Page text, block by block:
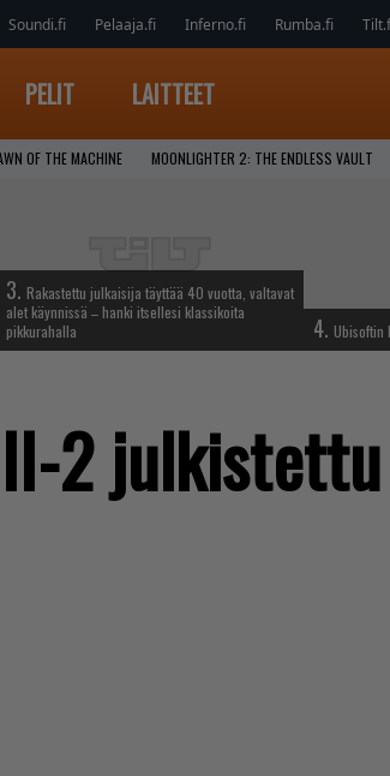
Soundi.fi Pelaaja.fi Inferno.fi Rumba.fi
PELIT LAITTEET
OF THE MACHINE MOONLIGHTER 2: THE ENDLESS VAULT
3. Rakastettu julkaisija täyttää 40 vuotta, valtavat
alet käynnissä – hanki itsellesi klassikoita
pikkurahalla
4. Ubisoftin
2 julkistettu